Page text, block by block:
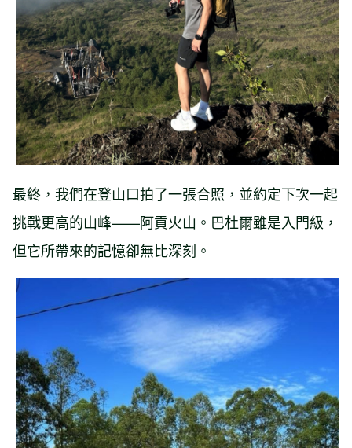
最終，我們在登山口拍了一張合照，並約定下次一起
挑戰更高的山峰——阿貢火山。巴杜爾雖是入門級，
但它所帶來的記憶卻無比深刻。